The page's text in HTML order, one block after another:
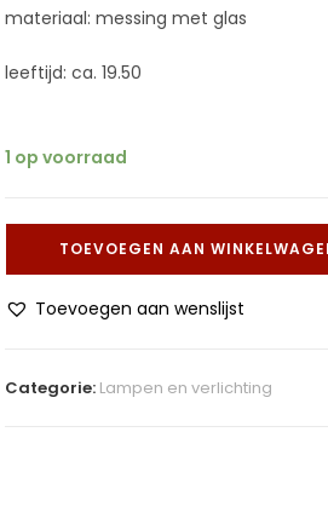
materiaal: messing met glas
leeftijd: ca. 19.50
1 op voorraad
TOEVOEGEN AAN
Toevoegen aan wenslijst
Categorie: Lampen en verlichting